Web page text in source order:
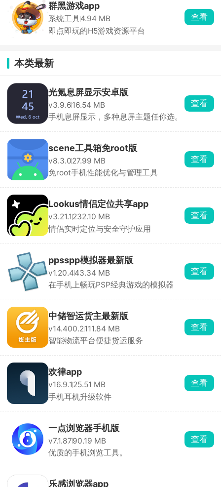
群黑游戏app
系统工具4.94 MB
即点即玩的H5游戏资源平台
查看
本类最新
光氪息屏显示安卓版
v3.9.616.54 MB
手机息屏显示，多种息屏主题任你选。
查看
scene工具箱免root版
v8.3.027.99 MB
免root手机性能优化与管理工具
查看
Lookus情侣定位共享app
v3.21.1 232.10 MB
情侣实时定位与安全守护应用
查看
ppsspp模拟器最新版
v1.20.443.34 MB
在手机上畅玩PSP经典游戏的模拟器
查看
中储智运货主最新版
v14.400.2111.84 MB
智能物流平台便捷货运服务
查看
欢律app
v16.9.1 25.51 MB
手机耳机升级软件
查看
一点浏览器手机版
v7.1.8790.19 MB
优质的手机浏览工具。
查看
乐感浏览器app